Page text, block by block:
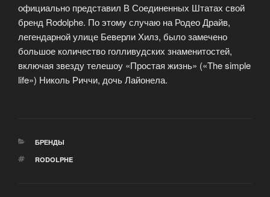
официально представил В Соединенных Штатах свой
бренд Rodolphe. По этому случаю на Родео Драйв,
легендарной улице Беверли Хилз, было замечено
большое количество голливудских знаменитостей,
включая звезду телешоу «Простая жизнь» («The simple
life») Николь Риччи, дочь Лайонела.
РУБРИКИ
БРЕНДЫ
МЕТКИ
RODOLPHE